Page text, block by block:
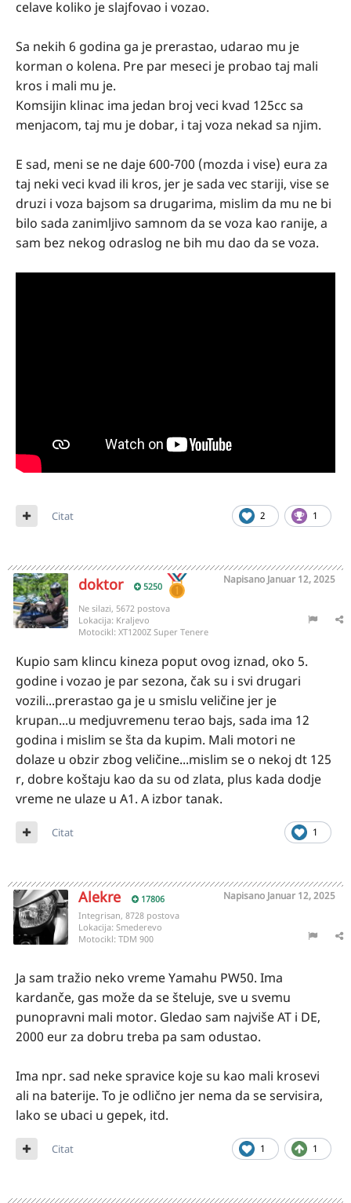
celave koliko je slajfovao i vozao.
Sa nekih 6 godina ga je prerastao, udarao mu je
korman o kolena. Pre par meseci je probao taj mali
kros i mali mu je.
Komsijin klinac ima jedan broj veci kvad 125cc sa
menjacom, taj mu je dobar, i taj voza nekad sa njim.
E sad, meni se ne daje 600-700 (mozda i vise) eura za
taj neki veci kvad ili kros, jer je sada vec stariji, vise se
druzi i voza bajsom sa drugarima, mislim da mu ne bi
bilo sada zanimljivo samnom da se voza kao ranije, a
sam bez nekog odraslog ne bih mu dao da se voza.
2 1
Citat
doktor 5250
Napisano Januar 12, 2025
Ne silazi, 5672 postova
Lokacija: Kraljevo
Motocikl: XT1200Z Super Tenere
Kupio sam klincu kineza poput ovog iznad, oko 5.
godine i vozao je par sezona, čak su i svi drugari
vozili...prerastao ga je u smislu veličine jer je
krupan...u medjuvremenu terao bajs, sada ima 12
godina i mislim se šta da kupim. Mali motori ne
dolaze u obzir zbog veličine...mislim se o nekoj dt 125
r, dobre koštaju kao da su od zlata, plus kada dodje
vreme ne ulaze u A1. A izbor tanak.
1
Citat
Alekre 17806 Napisano Januar 12, 2025
Integrisan, 8728 postova
Lokacija: Smederevo
Motocikl: TDM 900
Ja sam tražio neko vreme Yamahu PW50. Ima
kardanče, gas može da se šteluje, sve u svemu
punopravni mali motor. Gledao sam najviše AT i DE,
2000 eur za dobru treba pa sam odustao.
Ima npr. sad neke spravice koje su kao mali krosevi
ali na baterije. To je odlično jer nema da se servisira,
lako se ubaci u gepek, itd.
1 1
Citat